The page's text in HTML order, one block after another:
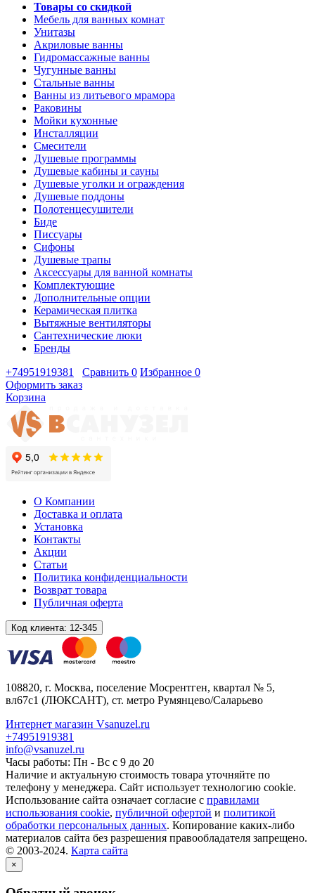
Товары со скидкой
Мебель для ванных комнат
Унитазы
Акриловые ванны
Гидромассажные ванны
Чугунные ванны
Стальные ванны
Ванны из литьевого мрамора
Раковины
Мойки кухонные
Инсталляции
Смесители
Душевые программы
Душевые кабины и сауны
Душевые уголки и ограждения
Душевые поддоны
Полотенцесушители
Биде
Писсуары
Сифоны
Душевые трапы
Аксессуары для ванной комнаты
Комплектующие
Дополнительные опции
Керамическая плитка
Вытяжные вентиляторы
Сантехнические люки
Бренды
+74951919381
Сравнить 0 Избранное 0
Оформить заказ
Корзина
О Компании
Доставка и оплата
Установка
Контакты
Акции
Статьи
Политика конфиденциальности
Возврат товара
Публичная оферта
Код клиента: 12-345
108820, г. Москва, поселение Мосрентген, квартал № 5,
вл67с1 (ЛЮКСАНТ), ст. метро Румянцево/Саларьево
Интернет магазин Vsanuzel.ru
+74951919381
info@vsanuzel.ru
Часы работы: Пн - Вс с 9 до 20
Наличие и актуальную стоимость товара уточняйте по
телефону у менеджера. Сайт использует технологию cookie.
Использование сайта означает согласие с правилами
использования cookie, публичной офертой и политикой
обработки персональных данных. Копирование каких-либо
материалов сайта без разрешения правообладателя запрещено.
© 2003-2024. Карта сайта
×